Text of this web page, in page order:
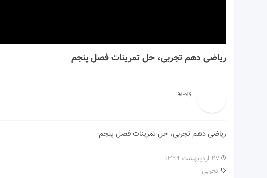
ریاضی دهم تجربی، حل تمرینات فصل پنجم
ویدیو
ریاضی دهم تجربی، حل تمرینات فصل پنجم
۲۷ اردیبهشت ۱۳۹۹
تجربی